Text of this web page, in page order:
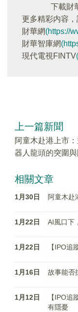
下載財
更多精彩内容，
財華網(https://
財華智庫網
現代電視FINTV
上一篇新聞
阿童木赴港上市
器人龍頭的突圍
相關文章
1月30日 阿童木赴
1月22日 AI風口下
1月22日 【IPO
1月16日 故事能否
1月12日
【IPO
有隱憂